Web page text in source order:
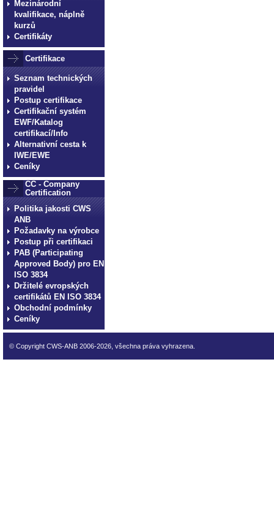
Mezinárodní
kvalifikace, náplně
kurzů
Certifikáty
Certifikace
Seznam technických
pravidel
Postup certifikace
Certifikační systém
EWF/Katalog
certifikací/Info
Alternativní cesta k
IWE/EWE
Ceníky
CC - Company
Certification
Politika jakosti CWS
ANB
Požadavky na výrobce
Postup při certifikaci
PAB (Participating
Approved Body) pro EN
ISO 3834
Držitelé evropských
certifikátů EN ISO 3834
Obchodní podmínky
Ceníky
© Copyright CWS-ANB 2006-2026, všechna práva vyhrazena.